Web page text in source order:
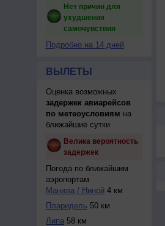
Нет причин для
ухудшения
самочувствия
Подробно на 14 дней
ВЫЛЕТЫ
Оценка возможных
задержек авиарейсов
по метеоусловиям на
ближайшие сутки
Велика вероятность
задержек
Погода по ближайшим
аэропортам
Манила / Ниной 4 км
Пларидель 50 км
Липа58 км